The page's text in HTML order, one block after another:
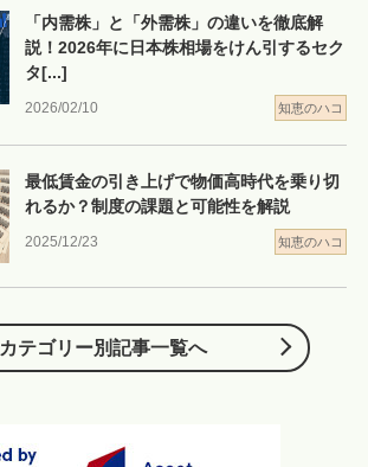
2026/02/10 知恵のハコ
「内需株」と「外需株」の違いを徹底解
説！2026年に日本株相場をけん引するセク
タ[...]
2025/12/23 知恵のハコ
最低賃金の引き上げで物価高時代を乗り切
れるか？制度の課題と可能性を解説
カテゴリー別記事一覧へ